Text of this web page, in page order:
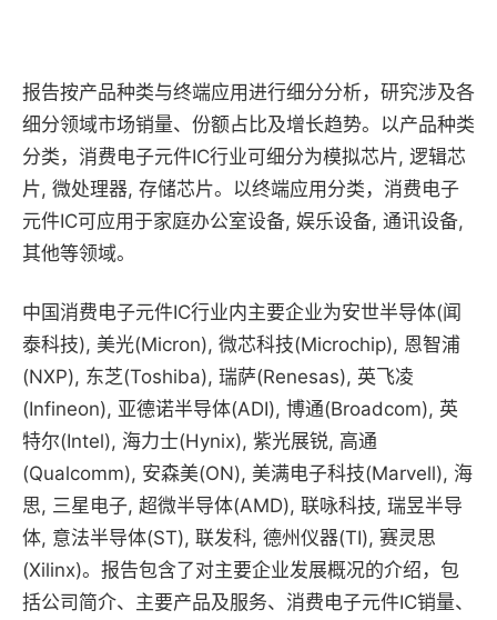
报告按产品种类与终端应用进行细分分析，研究涉及各
细分领域市场销量、份额占比及增长趋势。以产品种类
分类，消费电子元件IC行业可细分为模拟芯片, 逻辑芯
片, 微处理器, 存储芯片。以终端应用分类，消费电子
元件IC可应用于家庭办公室设备, 娱乐设备, 通讯设备,
其他等领域。
中国消费电子元件IC行业内主要企业为安世半导体(闻
泰科技), 美光(Micron), 微芯科技(Microchip), 恩智浦
(NXP), 东芝(Toshiba), 瑞萨(Renesas), 英飞凌
(Infineon), 亚德诺半导体(ADI), 博通(Broadcom), 英
特尔(Intel), 海力士(Hynix), 紫光展锐, 高通
(Qualcomm), 安森美(ON), 美满电子科技(Marvell), 海
思, 三星电子, 超微半导体(AMD), 联咏科技, 瑞昱半导
体, 意法半导体(ST), 联发科, 德州仪器(TI), 赛灵思
(Xilinx)。报告包含了对主要企业发展概况的介绍，包
括公司简介、主要产品及服务、消费电子元件IC销量、